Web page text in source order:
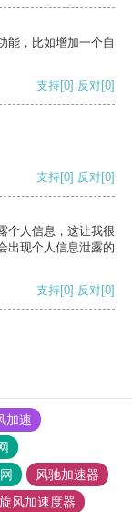
能，比如增加一个自
支持[0] 反对[0]
支持[0] 反对[0]
个人信息，这让我很
出现个人信息泄露的
支持[0] 反对[0]
加速
风驰加速器
旋风加速度器